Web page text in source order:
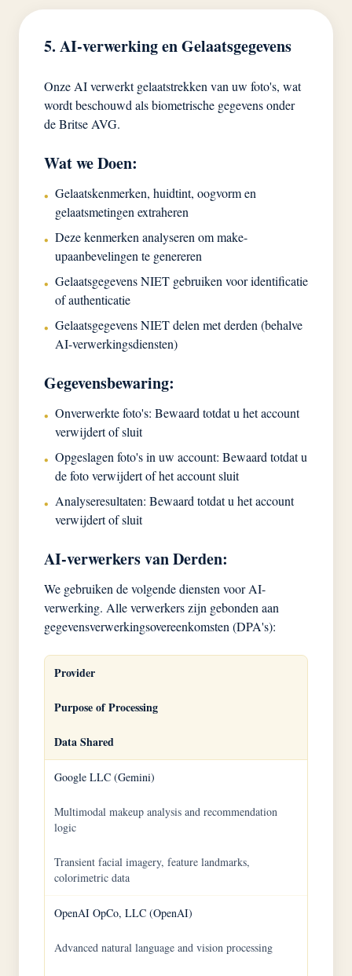
5. AI-verwerking en Gelaatsgegevens
Onze AI verwerkt gelaatstrekken van uw foto's, wat
wordt beschouwd als biometrische gegevens onder
de Britse AVG.
Wat we Doen:
• Gelaatskenmerken, huidtint, oogvorm en
gelaatsmetingen extraheren
• Deze kenmerken analyseren om make-
upaanbevelingen te genereren
• Gelaatsgegevens NIET gebruiken voor identificatie
of authenticatie
• Gelaatsgegevens NIET delen met derden (behalve
AI-verwerkingsdiensten)
Gegevensbewaring:
• Onverwerkte foto's: Bewaard totdat u het account
verwijdert of sluit
• Opgeslagen foto's in uw account: Bewaard totdat u
de foto verwijdert of het account sluit
• Analyseresultaten: Bewaard totdat u het account
verwijdert of sluit
AI-verwerkers van Derden:
We gebruiken de volgende diensten voor AI-
verwerking. Alle verwerkers zijn gebonden aan
gegevensverwerkingsovereenkomsten (DPA's):
Provider
Purpose of Processing
Data Shared
Google LLC (Gemini)
Multimodal makeup analysis and recommendation
logic
Transient facial imagery, feature landmarks,
colorimetric data
OpenAI OpCo, LLC (OpenAI)
Advanced natural language and vision processing